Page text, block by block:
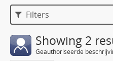
Filters
Showing 2
Geauthoriseerde